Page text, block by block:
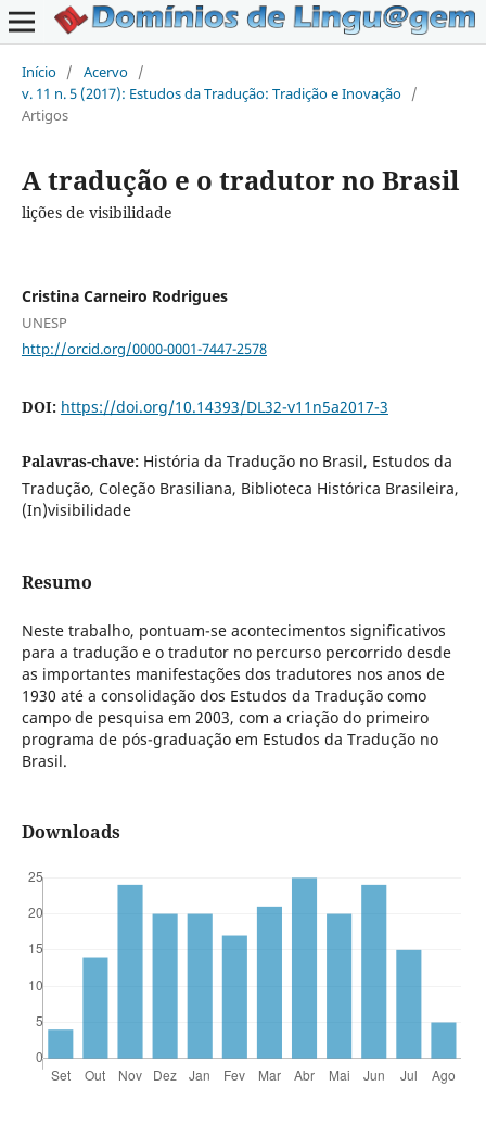
Início / Acervo /
v. 11 n. 5 (2017): Estudos da Tradução: Tradição e Inovação /
Artigos
A tradução e o tradutor no Brasil
lições de visibilidade
Cristina Carneiro Rodrigues
UNESP
http://orcid.org/0000-0001-7447-2578
DOI: https://doi.org/10.14393/DL32-v11n5a2017-3
Palavras-chave: História da Tradução no Brasil, Estudos da
Tradução, Coleção Brasiliana, Biblioteca Histórica Brasileira,
(In)visibilidade
Resumo
Neste trabalho, pontuam-se acontecimentos significativos
para a tradução e o tradutor no percurso percorrido desde
as importantes manifestações dos tradutores nos anos de
1930 até a consolidação dos Estudos da Tradução como
campo de pesquisa em 2003, com a criação do primeiro
programa de pós-graduação em Estudos da Tradução no
Brasil.
Downloads